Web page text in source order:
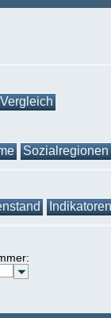
Sozialregionen
Indikatoren